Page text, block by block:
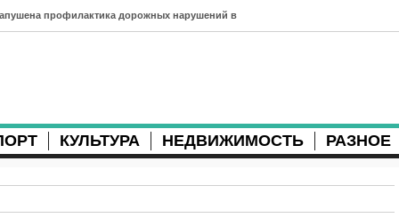
профилактика дорожных нарушений в
Архангельской области контролирует
экологический форум усилит
КУЛЬТУРА НЕДВИЖИМОСТЬ РАЗНОЕ